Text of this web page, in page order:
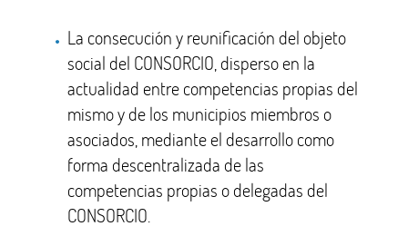
La consecución y reunificación del objeto
social del CONSORCIO, disperso en la
actualidad entre competencias propias del
mismo y de los municipios miembros o
asociados, mediante el desarrollo como
forma descentralizada de las
competencias propias o delegadas del
CONSORCIO.